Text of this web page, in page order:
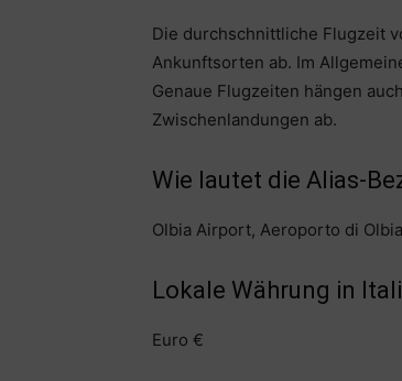
Die durchschnittliche Flugzeit
Ankunftsorten ab. Im
Genaue Flugzeiten hängen
Zwischenlandungen ab.
Wie lautet die Alias-
Olbia Airport, Aeroporto di
Lokale Währung in
Euro €